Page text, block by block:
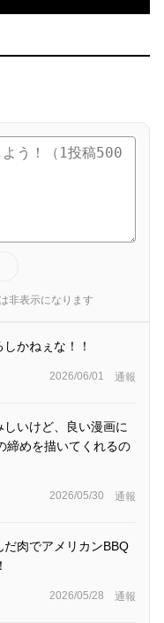
非表示になります
かねぇな！！
2026/06/01 通報
いけど、良い漫画に
締めを描いてくれるの
2026/05/30 通報
肉でアメリカンBBQ
2026/05/28 通報